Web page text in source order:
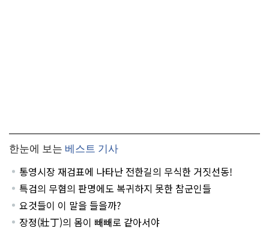
한눈에 보는 베스트 기사
통영시장 재검표에 나타난 전한길의 무식한 거짓선동!
특검의 무혐의 판명에도 복귀하지 못한 참군인들
요것들이 이 말을 들을까?
장정(壯丁)의 몸이 빼빼로 같아서야